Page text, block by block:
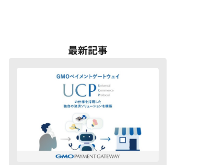
最新記事